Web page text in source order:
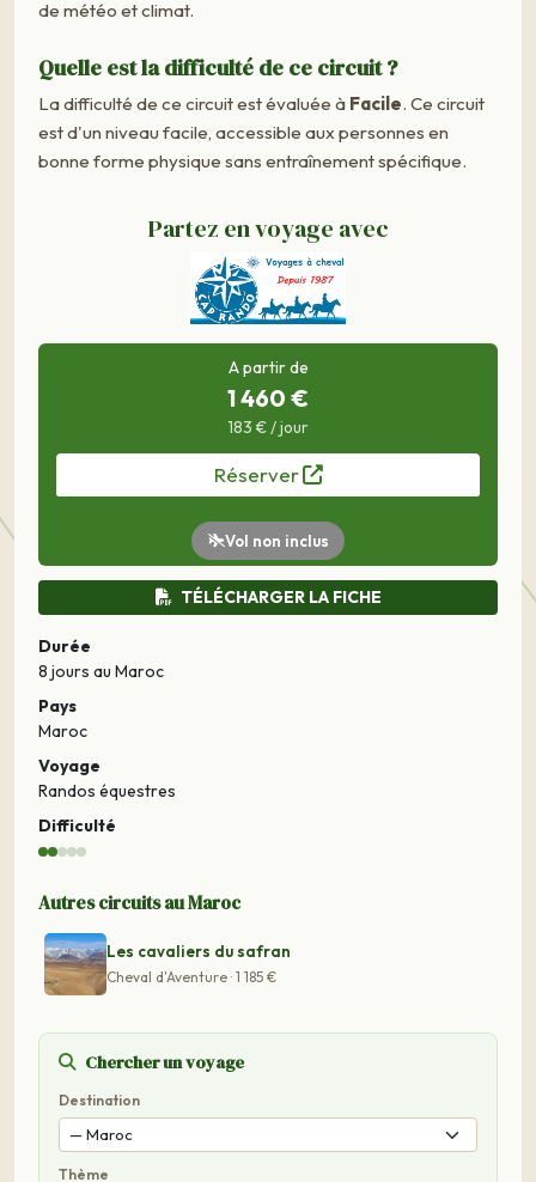
de météo et climat.
Quelle est la difficulté de ce circuit ?
La difficulté de ce circuit est évaluée à Facile. Ce circuit
est d'un niveau facile, accessible aux personnes en
bonne forme physique sans entraînement spécifique.
Partez en voyage avec
A partir de
1 460 €
183 € / jour
Réserver
Vol non inclus
TÉLÉCHARGER LA FICHE
Durée
8 jours au Maroc
Pays
Maroc
Voyage
Randos équestres
Difficulté
Autres circuits au Maroc
Les cavaliers du safran
Cheval d'Aventure · 1 185 €
Chercher un voyage
Destination
Thème